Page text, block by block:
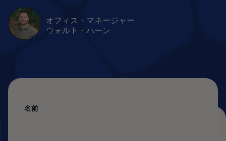
オフィス・マネージャー
ウォルト・ハーン
名前